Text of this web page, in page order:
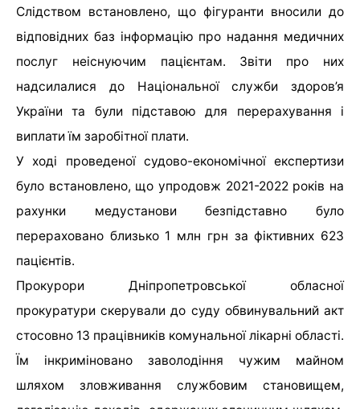
Слідством встановлено, що фігуранти вносили до
відповідних баз інформацію про надання медичних
послуг неіснуючим пацієнтам. Звіти про них
надсилалися до Національної служби здоров’я
України та були підставою для перерахування і
виплати їм заробітної плати.
У ході проведеної судово-економічної експертизи
було встановлено, що упродовж 2021-2022 років на
рахунки медустанови безпідставно було
перераховано близько 1 млн грн за фіктивних 623
пацієнтів.
Прокурори Дніпропетровської обласної
прокуратури скерували до суду обвинувальний акт
стосовно 13 працівників комунальної лікарні області.
Їм інкриміновано заволодіння чужим майном
шляхом зловживання службовим становищем,